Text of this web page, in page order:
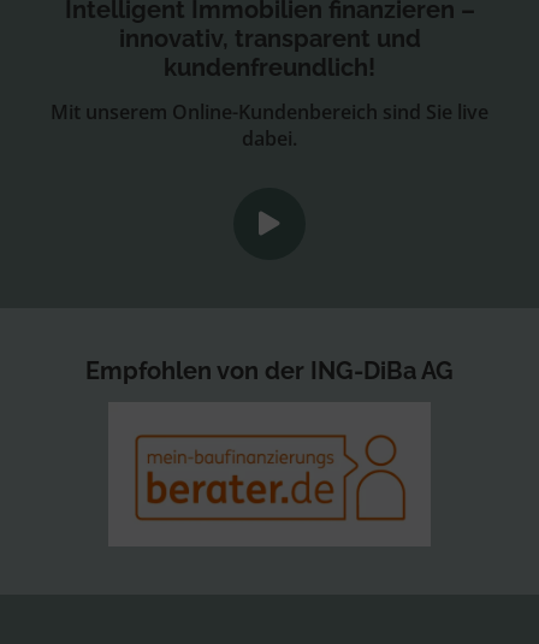
Intelligent Immobilien finanzieren –
innovativ, transparent und
kundenfreundlich!
Mit unserem Online-Kundenbereich sind Sie live
dabei.
Empfohlen von der ING-DiBa AG